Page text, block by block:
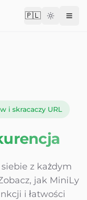
🇵🇱Change
i skracaczy URL
z każdym
jak MiniLy
i łatwości